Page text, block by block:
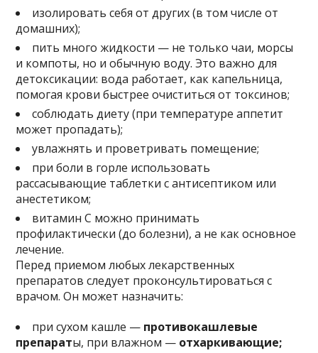
изолировать себя от других (в том числе от
домашних);
пить много жидкости — не только чаи, морсы
и компоты, но и обычную воду. Это важно для
детоксикации: вода работает, как капельница,
помогая крови быстрее очиститься от токсинов;
соблюдать диету (при температуре аппетит
может пропадать);
увлажнять и проветривать помещение;
при боли в горле использовать
рассасывающие таблетки с антисептиком или
анестетиком;
витамин С можно принимать
профилактически (до болезни), а не как основное
лечение.
Перед приемом любых лекарственных
препаратов следует проконсультироваться с
врачом. Он может назначить:
при сухом кашле — противокашлевые
препараты, при влажном — отхаркивающие;